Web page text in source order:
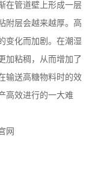
在管道壁上形成一层
附层会越来越厚。高
变化而加剧。在潮湿
加粘稠，从而增加了
输送高糖物料时的效
高效进行的一大难
网